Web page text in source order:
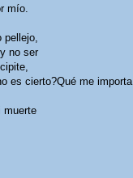
mío.
pellejo,
no ser
es cierto?Qué me importa
muerte